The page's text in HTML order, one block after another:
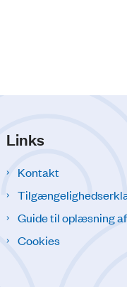
Links
Kontakt
Guide til oplæsning
Cookies